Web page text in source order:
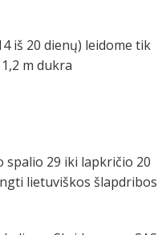
iš 20 dienų) leidome tik
m dukra
29 iki lapkričio 20
lietuviškos šlapdribos